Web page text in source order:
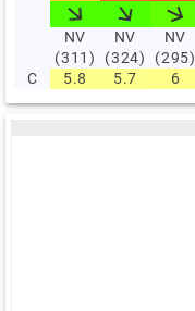
NV
(311)
NV
(324)
NV
(295)
C
5.8 5.7 6